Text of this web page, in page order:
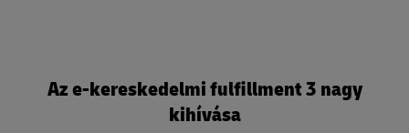
Az e-kereskedelmi fulfillment 3 nagy
kihívása